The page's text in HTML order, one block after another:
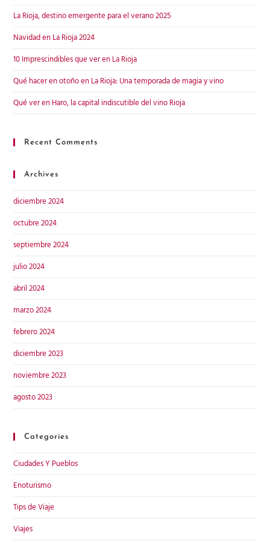
La Rioja, destino emergente para el verano 2025
Navidad en La Rioja 2024
10 Imprescindibles que ver en La Rioja
Qué hacer en otoño en La Rioja: Una temporada de magia y vino
Qué ver en Haro, la capital indiscutible del vino Rioja
Recent Comments
Archives
diciembre 2024
octubre 2024
septiembre 2024
julio 2024
abril 2024
marzo 2024
febrero 2024
diciembre 2023
noviembre 2023
agosto 2023
Categories
Ciudades Y Pueblos
Enoturismo
Tips de Viaje
Viajes